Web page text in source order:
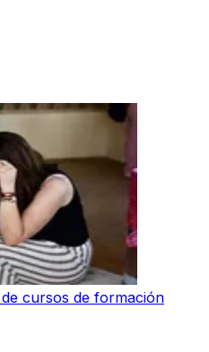
cursos de formación